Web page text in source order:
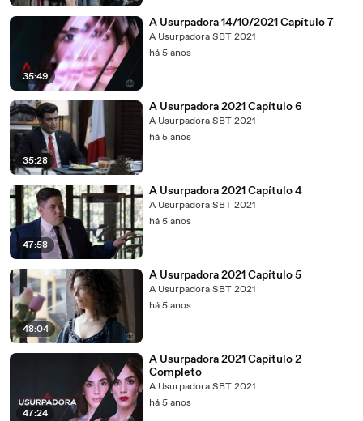
35:49
A Usurpadora 14/10/2021 Capítulo 7
A Usurpadora SBT 2021
há 5 anos
35:28
A Usurpadora 2021 Capítulo 6
A Usurpadora SBT 2021
há 5 anos
47:58
A Usurpadora 2021 Capítulo 4
A Usurpadora SBT 2021
há 5 anos
48:04
A Usurpadora 2021 Capítulo 5
A Usurpadora SBT 2021
há 5 anos
47:24
A Usurpadora 2021 Capítulo 2
Completo
A Usurpadora SBT 2021
há 5 anos